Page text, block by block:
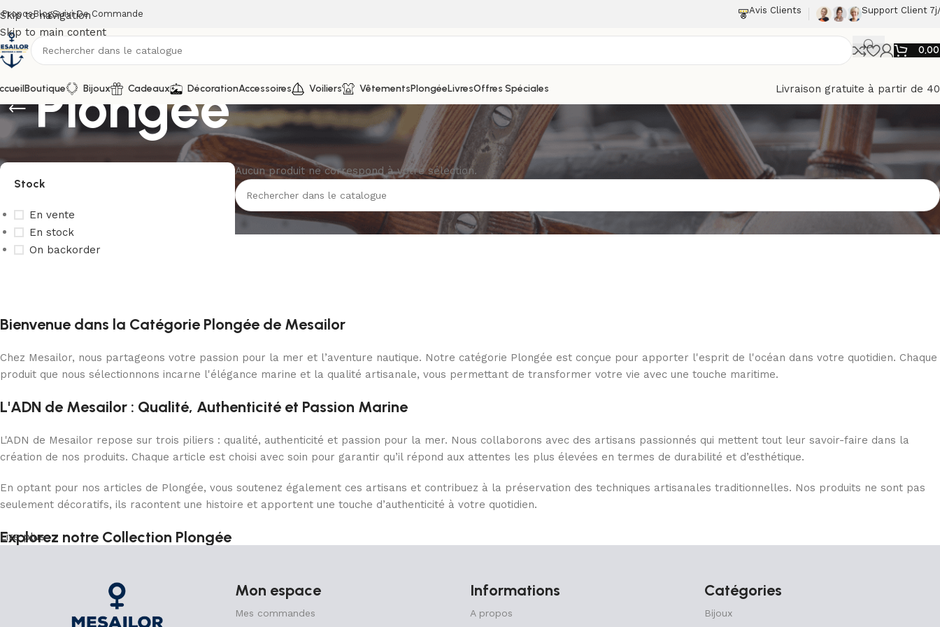
Skip to navigation
Skip to main content
ProposBlogSuivi De Commande Avis Clients Support Client
Boutique Bijoux Cadeaux DécorationAccessoires Voiliers VêtementsPlongéeLivresOffres Spéciales Livraison gratuite à partir de
Plongée
Stock
En vente
En stock
On backorder
Discount 10%
Aucun produit ne correspond à votre sélection.
Bienvenue dans la Catégorie Plongée de Mesailor
Chez Mesailor, nous partageons votre passion pour la mer et l’aventure nautique. Notre catégorie Plongée est conçue pour apporter l'esprit de l'océan dans votre quotidien. Chaque
produit que nous sélectionnons incarne l'élégance marine et la qualité artisanale, vous permettant de transformer votre vie avec une touche maritime.
L'ADN de Mesailor : Qualité, Authenticité et Passion Marine
L'ADN de Mesailor repose sur trois piliers : qualité, authenticité et passion pour la mer. Nous collaborons avec des artisans passionnés qui mettent tout leur savoir-faire dans la
création de nos produits. Chaque article est choisi avec soin pour garantir qu’il répond aux attentes les plus élevées en termes de durabilité et d’esthétique.
En optant pour nos articles de Plongée, vous soutenez également ces artisans et contribuez à la préservation des techniques artisanales traditionnelles. Nos produits ne sont pas
seulement décoratifs, ils racontent une histoire et apportent une touche d’authenticité à votre quotidien.
Explorez notre Collection Plongée
décor, ou à trouver l'équipement parfait pour votre prochaine aventure nautique, Mesailor a ce qu'il vous faut. Transformez votre maison, votre style ou votre expérience maritime
avec nos articles de Plongée et apportez une part de cette sérénité et de cet esprit d’aventure chez vous.
Lire plus
Mon espace
Mes commandes
Informations
A propos
Catégories
Bijoux